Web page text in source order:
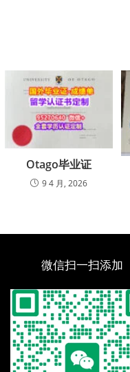
Otago毕业证
9 4 月, 2026
微信扫一扫添加